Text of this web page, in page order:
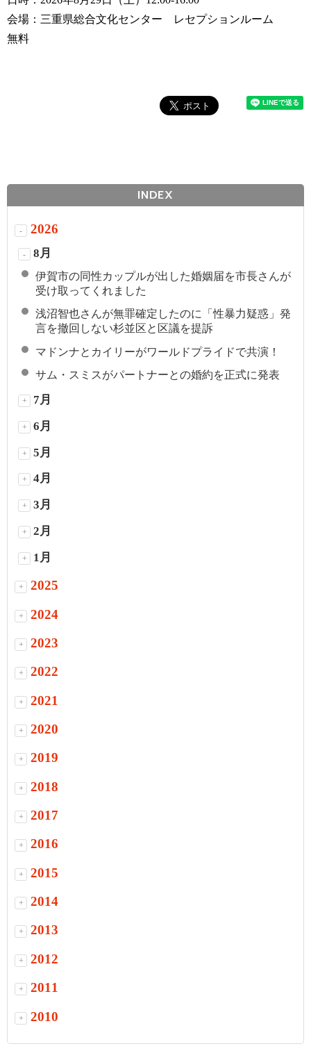
会場：三重県総合文化センター レセプションルーム
無料
INDEX
- 2026
- 8月
伊賀市の同性カップルが出した婚姻届を市長さんが
受け取ってくれました
浅沼智也さんが無罪確定したのに「性暴力疑惑」発
言を撤回しない杉並区と区議を提訴
マドンナとカイリーがワールドプライドで共演！
サム・スミスがパートナーとの婚約を正式に発表
+ 7月
+ 6月
+ 5月
+ 4月
+ 3月
+ 2月
+ 1月
+ 2025
+ 2024
+ 2023
+ 2022
+ 2021
+ 2020
+ 2019
+ 2018
+ 2017
+ 2016
+ 2015
+ 2014
+ 2013
+ 2012
+ 2011
+ 2010